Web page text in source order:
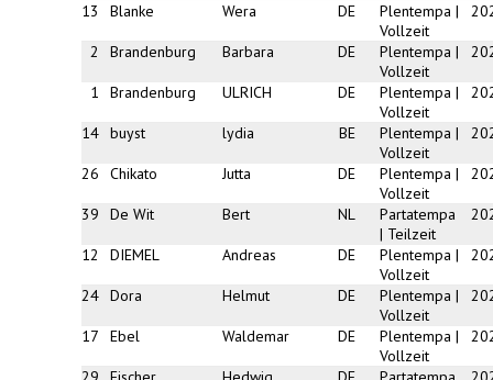
13
Blanke Wera DE
Plentempa |
Vollzeit
2 Brandenburg Barbara DE
Plentempa |
Vollzeit
1 Brandenburg ULRICH DE
Plentempa |
Vollzeit
14 buyst lydia BE
Plentempa |
Vollzeit
26 Chikato Jutta DE
Plentempa |
Vollzeit
39 De Wit Bert NL
Partatempa
| Teilzeit
12 DIEMEL Andreas DE
Plentempa |
Vollzeit
24 Dora Helmut DE
Plentempa |
Vollzeit
17 Ebel Waldemar DE
Plentempa |
Vollzeit